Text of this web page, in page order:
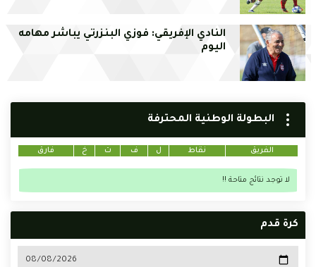
النادي الإفريقي: فوزي البنزرتي يباشر مهامه
اليوم
البطولة الوطنية المحترفة
الفريق نقاط ل ف ت خ فارق
لا توجد نتائج متاحة !!
كرة قدم